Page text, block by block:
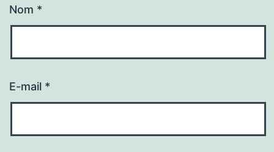
Nom *
E-mail *